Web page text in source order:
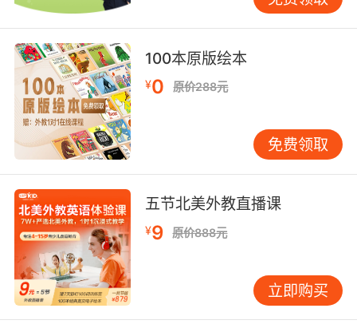
模仿起步。 许多孩子畏惧写作，不知如何下笔。
可以从模仿课本中的句式和结构开始，尝试写简
单日记或小段落。初期不必追求文采，重点确保
语法正确、表达清楚。 建立可持续的日常学习习
惯 英语学习贵在坚持。对初二学生而言，每日固
定时段的学习远比周末突击更有效果。 制定合理
学习计划。 建议每日安排30-45分钟，可分两个
时段：早晨15分钟复习旧知，晚上30分钟学习新
内容。周末可适当延长，但不宜超过2小时，避免
孩子产生倦怠。 营造英语微环境。 在家中增加英
语元素，如在常见物品上贴单词卡，鼓励孩子用
简单英语表达日常需求。观看英文动画、听英文
歌曲也是有益补充，但需选择难度适中的材料。
及时给予正向反馈。 孩子每取得微小进步，家长
都应给予肯定。可设定阶段性小目标，如“本周掌
握50个单词”、“完成3篇阅读”，达成后给予适当
100本原版绘本
¥0 原价288元
免费领取
五节北美外教直播课
¥9 原价888元
立即购买